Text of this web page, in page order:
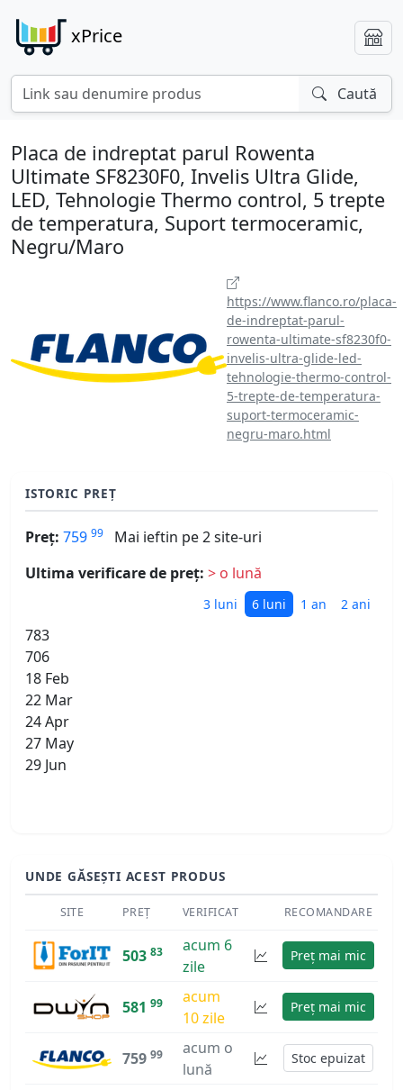
xPrice
Caută
Placa de indreptat parul Rowenta
Ultimate SF8230F0, Invelis Ultra Glide,
LED, Tehnologie Thermo control, 5 trepte
de temperatura, Suport termoceramic,
Negru/Maro
https://www.flanco.ro/placa-
de-indreptat-parul-
rowenta-ultimate-sf8230f0-
invelis-ultra-glide-led-
tehnologie-thermo-control-
5-trepte-de-temperatura-
suport-termoceramic-
negru-maro.html
ISTORIC PREȚ
Preț: 759 99
Mai ieftin pe 2 site-uri
Ultima verificare de preț: > o lună
3 luni 6 luni 1 an 2 ani
783
706
18 Feb
22 Mar
24 Apr
27 May
29 Jun
UNDE GĂSEȘTI ACEST PRODUS
SITE PREȚ VERIFICAT RECOMANDARE
503 83
acum 6
zile
Preț mai mic
581 99
acum
10 zile
Preț mai mic
759 99
acum o
lună
Stoc epuizat